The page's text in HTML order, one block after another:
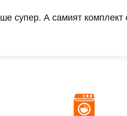
супер. А самият